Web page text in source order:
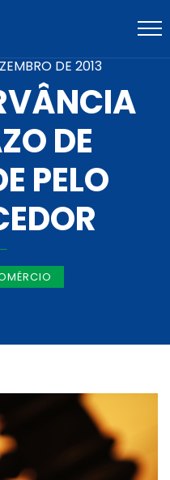
DE 2013
DE
PELO